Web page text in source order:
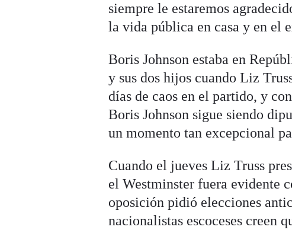
siempre le estaremos
la vida pública en casa y en el
Boris Johnson estaba en
y sus dos hijos cuando Liz
días de caos en el partido, y
Boris Johnson sigue siendo
un momento tan excepcional
Cuando el jueves Liz Truss
el Westminster fuera evidente
oposición pidió elecciones
nacionalistas escoceses creen